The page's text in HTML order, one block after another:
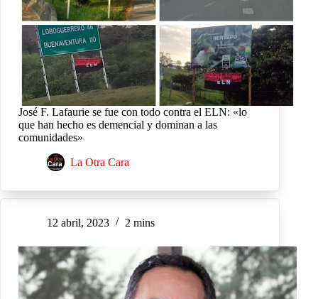
José F. Lafaurie se fue con todo contra el ELN: «lo
que han hecho es demencial y dominan a las
comunidades»
La Otra Cara
12 abril, 2023 2 mins